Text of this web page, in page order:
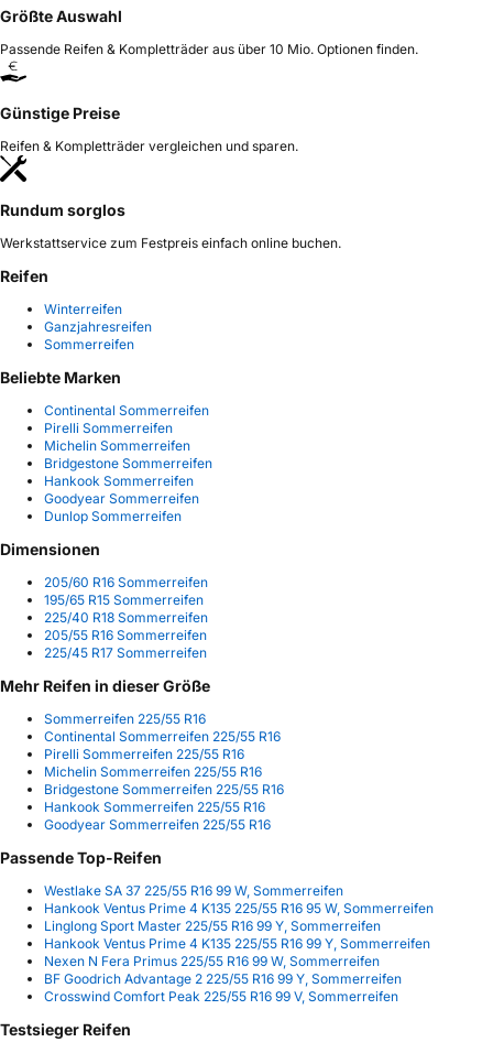
Größte Auswahl
Passende Reifen & Kompletträder aus über 10 Mio. Optionen finden.
Günstige Preise
Reifen & Kompletträder vergleichen und sparen.
Rundum sorglos
Werkstattservice zum Festpreis einfach online buchen.
Reifen
Winterreifen
Ganzjahresreifen
Sommerreifen
Beliebte Marken
Continental Sommerreifen
Pirelli Sommerreifen
Michelin Sommerreifen
Bridgestone Sommerreifen
Hankook Sommerreifen
Goodyear Sommerreifen
Dunlop Sommerreifen
Dimensionen
205/60 R16 Sommerreifen
195/65 R15 Sommerreifen
225/40 R18 Sommerreifen
205/55 R16 Sommerreifen
225/45 R17 Sommerreifen
Mehr Reifen in dieser Größe
Sommerreifen 225/55 R16
Continental Sommerreifen 225/55 R16
Pirelli Sommerreifen 225/55 R16
Michelin Sommerreifen 225/55 R16
Bridgestone Sommerreifen 225/55 R16
Hankook Sommerreifen 225/55 R16
Goodyear Sommerreifen 225/55 R16
Passende Top-Reifen
Westlake SA 37 225/55 R16 99 W, Sommerreifen
Hankook Ventus Prime 4 K135 225/55 R16 95 W, Sommerreifen
Linglong Sport Master 225/55 R16 99 Y, Sommerreifen
Hankook Ventus Prime 4 K135 225/55 R16 99 Y, Sommerreifen
Nexen N Fera Primus 225/55 R16 99 W, Sommerreifen
BF Goodrich Advantage 2 225/55 R16 99 Y, Sommerreifen
Crosswind Comfort Peak 225/55 R16 99 V, Sommerreifen
Testsieger Reifen